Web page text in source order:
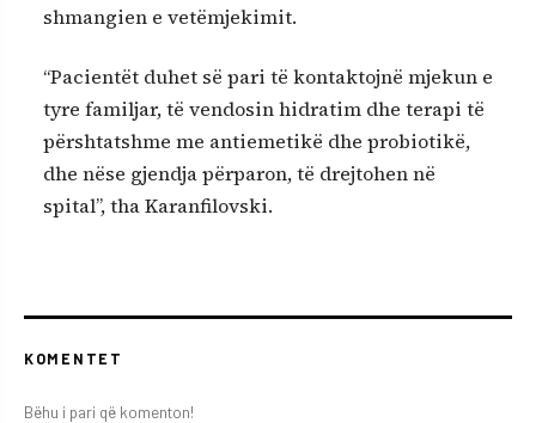
shmangien e vetëmjekimit.
“Pacientët duhet së pari të kontaktojnë mjekun e
tyre familjar, të vendosin hidratim dhe terapi të
përshtatshme me antiemetikë dhe probiotikë,
dhe nëse gjendja përparon, të drejtohen në
spital”, tha Karanfilovski.
KOMENTET
Bëhu i pari që komenton!